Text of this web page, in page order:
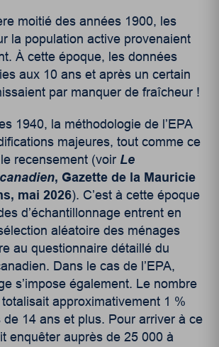
moitié des années 1900, les
la population active provenaient
À cette époque, les données
aux 10 ans et après un certain
par manquer de fraîcheur !
1940, la méthodologie de l’EPA
majeures, tout comme ce
recensement (voir Le
, Gazette de la Mauricie
mai 2026). C’est à cette époque
d’échantillonnage entrent en
aléatoire des ménages
au questionnaire détaillé du
Dans le cas de l’EPA,
s’impose également. Le nombre
approximativement 1 %
de 14 ans et plus. Pour arriver à ce
enquêter auprès de 25 000 à